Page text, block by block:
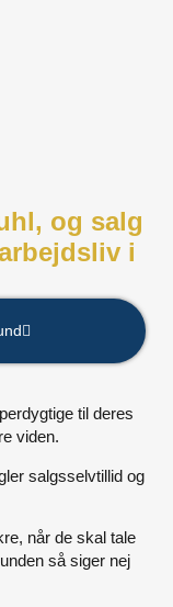
og salg
i
til deres
viden.
salgsselvtillid og
når de skal tale
så siger nej